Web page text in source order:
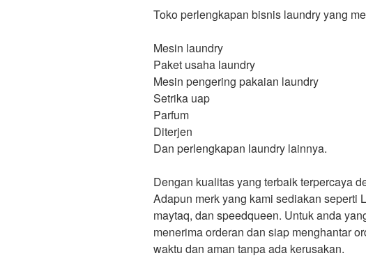
Toko perlengkapan bisnis laundry yang
Mesin laundry
Paket usaha laundry
Mesin pengering pakaian laundry
Setrika uap
Parfum
Diterjen
Dan perlengkapan laundry lainnya.
Dengan kualitas yang terbaik terpercaya
Adapun merk yang kami sediakan seperti
maytaq, dan speedqueen. Untuk anda
menerima orderan dan siap menghantar
waktu dan aman tanpa ada kerusakan.